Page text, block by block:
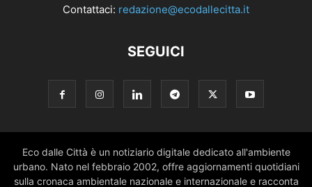
Contattaci: redazione@ecodallecitta.it
SEGUICI
Eco dalle Città è un notiziario digitale dedicato all'ambiente
urbano. Nato nel febbraio 2002, offre aggiornamenti quotidiani
sulla cronaca ambientale nazionale e internazionale e racconta